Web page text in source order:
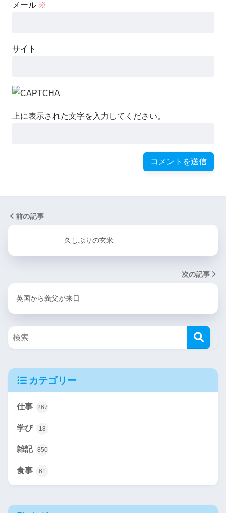
メール ※
サイト
上に表示された文字を入力してください。
前の記事
久しぶりの玄米
次の記事
英国から義父が来日
カテゴリー
仕事 267
学び 18
雑記 850
食事 61